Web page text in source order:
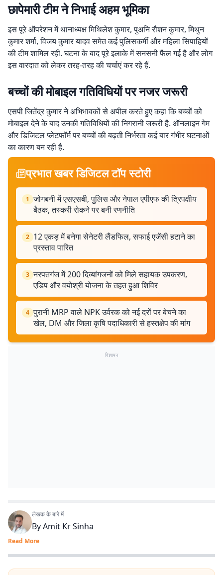
छापेमारी टीम ने निभाई अहम भूमिका
इस पूरे ऑपरेशन में थानाध्यक्ष मिथिलेश कुमार, पुअनि रौशन कुमार, मिथुन
कुमार शर्मा, विजय कुमार यादव समेत कई पुलिसकर्मी और महिला सिपाहियों
की टीम शामिल रही. घटना के बाद पूरे इलाके में सनसनी फैल गई है और लोग
इस वारदात को लेकर तरह-तरह की चर्चाएं कर रहे हैं.
बच्चों की मोबाइल गतिविधियों पर नजर जरूरी
एसपी जितेंद्र कुमार ने अभिभावकों से अपील करते हुए कहा कि बच्चों को
मोबाइल देने के बाद उनकी गतिविधियों की निगरानी जरूरी है. ऑनलाइन गेम
और डिजिटल प्लेटफॉर्म पर बच्चों की बढ़ती निर्भरता कई बार गंभीर घटनाओं
का कारण बन रही है.
प्रभात खबर डिजिटल टॉप स्टोरी
1 जोगबनी में एसएसबी, पुलिस और नेपाल एपीएफ की त्रिपक्षीय
बैठक, तस्करी रोकने पर बनी रणनीति
2 12 एकड़ में बनेगा सेनेटरी लैंडफिल, सफाई एजेंसी हटाने का
प्रस्ताव पारित
3 नरपतगंज में 200 दिव्यांगजनों को मिले सहायक उपकरण,
एडिप और वयोश्री योजना के तहत हुआ शिविर
4 पुरानी MRP वाले NPK उर्वरक को नई दरों पर बेचने का
खेल, DM और जिला कृषि पदाधिकारी से हस्तक्षेप की मांग
विज्ञापन
लेखक के बारे में
ByAmit Kr Sinha
Read More